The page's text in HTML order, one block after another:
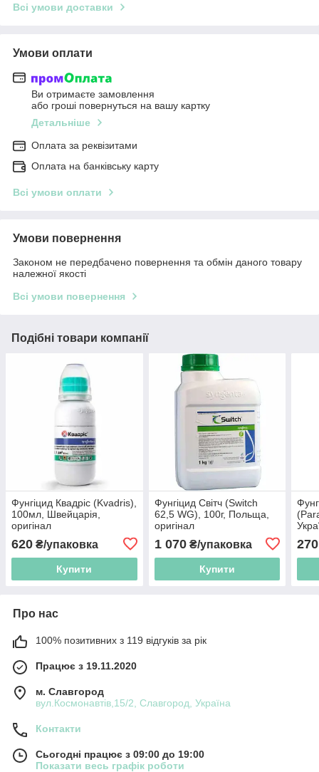
Всі умови доставки
Умови оплати
Ви отримаєте замовлення
або гроші повернуться на вашу картку
Детальніше
Оплата за реквізитами
Оплата на банківську карту
Всі умови оплати
Умови повернення
Законом не передбачено повернення та обмін даного товару
належної якості
Всі умови повернення
Подібні товари компанії
Фунгіцид Квадріс (Kvadris),
100мл, Швейцарія,
оригінал
620 ₴/упаковка
Купити
Фунгіцид Світч (Switch
62,5 WG), 100г, Польща,
оригінал
1 070₴/упаковка
Купити
270
Про нас
100% позитивних з 119 відгуків за рік
Працює з 19.11.2020
м. Славгород
вул.Космонавтів,15/2, Славгород, Україна
Контакти
Сьогодні працює з 09:00 до 19:00
Показати весь графік роботи